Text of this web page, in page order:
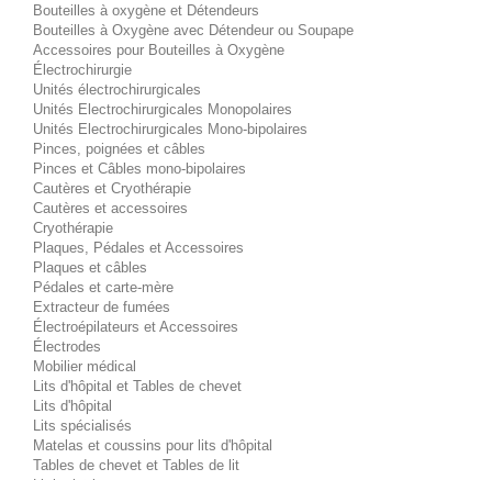
Bouteilles à oxygène et Détendeurs
Bouteilles à Oxygène avec Détendeur ou Soupape
Accessoires pour Bouteilles à Oxygène
Électrochirurgie
Unités électrochirurgicales
Unités Electrochirurgicales Monopolaires
Unités Electrochirurgicales Mono-bipolaires
Pinces, poignées et câbles
Pinces et Câbles mono-bipolaires
Cautères et Cryothérapie
Cautères et accessoires
Cryothérapie
Plaques, Pédales et Accessoires
Plaques et câbles
Pédales et carte-mère
Extracteur de fumées
Électroépilateurs et Accessoires
Électrodes
Mobilier médical
Lits d'hôpital et Tables de chevet
Lits d'hôpital
Lits spécialisés
Matelas et coussins pour lits d'hôpital
Tables de chevet et Tables de lit